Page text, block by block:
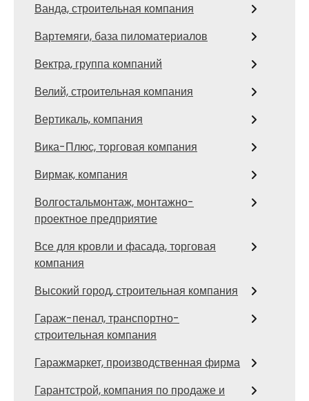
Ванда, строительная компания
Вартемяги, база пиломатериалов
Вектра, группа компаний
Велий, строительная компания
Вертикаль, компания
Вика-Плюс, торговая компания
Вирмак, компания
Волгостальмонтаж, монтажно-
проектное предприятие
Все для кровли и фасада, торговая
компания
Высокий город, строительная компания
Гараж-пенал, транспортно-
строительная компания
Гаражмаркет, производственная фирма
Гарантстрой, компания по продаже и